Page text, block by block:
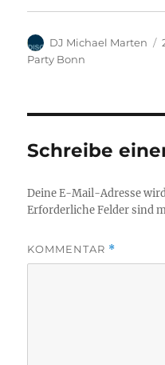
Autor
DJ Michael Marten
Party Bonn
Schreibe
Deine E-Mail-Adresse
Erforderliche Felder sind
KOMMENTAR *